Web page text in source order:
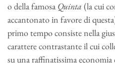
o della famosa Quinta (la cui
accantonato in favore di
primo tempo consiste nella
carattere contrastante il cui
su una raffinatissima